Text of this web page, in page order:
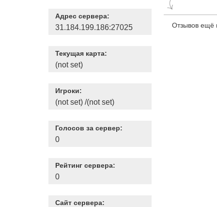
Адрес сервера:
31.184.199.186:27025
Текущая карта:
(not set)
Игроки:
(not set) /(not set)
Голосов за сервер:
0
Рейтинг сервера:
0
Сайт сервера:
Отзывов ещё